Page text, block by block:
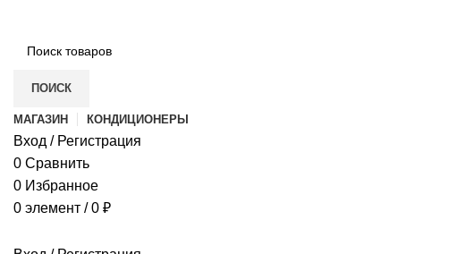
ПОИСК
МАГАЗИН КОНДИЦИОНЕРЫ
Вход / Регистрация
0 Сравнить
0 Избранное
0 элемент / 0 ₽